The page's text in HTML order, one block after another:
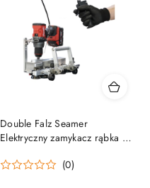
Double Falz Seamer
Elektryczny zamykacz rąbka +
(0)